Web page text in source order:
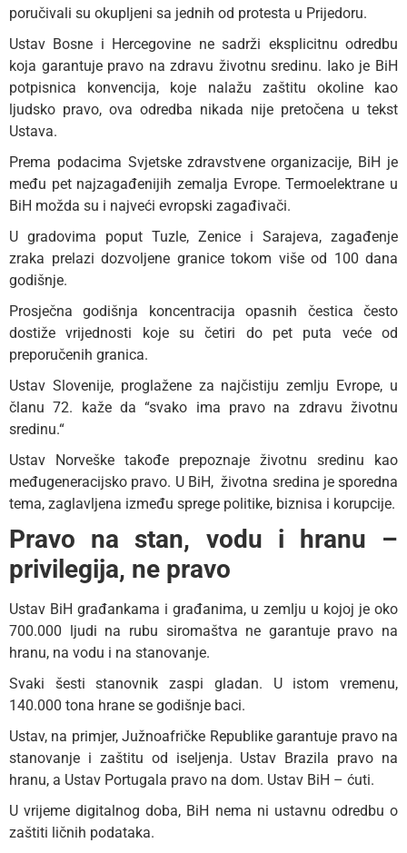
poručivali su okupljeni sa jednih od protesta u Prijedoru.
Ustav Bosne i Hercegovine ne sadrži eksplicitnu odredbu
koja garantuje pravo na zdravu životnu sredinu. Iako je BiH
potpisnica konvencija, koje nalažu zaštitu okoline kao
ljudsko pravo, ova odredba nikada nije pretočena u tekst
Ustava.
Prema podacima Svjetske zdravstvene organizacije, BiH je
među pet najzagađenijih zemalja Evrope. Termoelektrane u
BiH možda su i najveći evropski zagađivači.
U gradovima poput Tuzle, Zenice i Sarajeva, zagađenje
zraka prelazi dozvoljene granice tokom više od 100 dana
godišnje.
Prosječna godišnja koncentracija opasnih čestica često
dostiže vrijednosti koje su četiri do pet puta veće od
preporučenih granica.
Ustav Slovenije, proglažene za najčistiju zemlju Evrope, u
članu 72. kaže da “svako ima pravo na zdravu životnu
sredinu.“
Ustav Norveške takođe prepoznaje životnu sredinu kao
međugeneracijsko pravo. U BiH, životna sredina je sporedna
tema, zaglavljena između sprege politike, biznisa i korupcije.
Pravo na stan, vodu i hranu –
privilegija, ne pravo
Ustav BiH građankama i građanima, u zemlju u kojoj je oko
700.000 ljudi na rubu siromaštva ne garantuje pravo na
hranu, na vodu i na stanovanje.
Svaki šesti stanovnik zaspi gladan. U istom vremenu,
140.000 tona hrane se godišnje baci.
Ustav, na primjer, Južnoafričke Republike garantuje pravo na
stanovanje i zaštitu od iseljenja. Ustav Brazila pravo na
hranu, a Ustav Portugala pravo na dom. Ustav BiH – ćuti.
U vrijeme digitalnog doba, BiH nema ni ustavnu odredbu o
zaštiti ličnih podataka.